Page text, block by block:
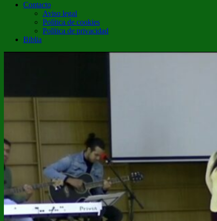
Contacto
Aviso legal
Política de cookies
Política de privacidad
Biblia